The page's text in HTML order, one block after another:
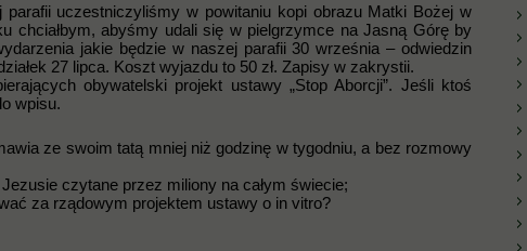
uczestniczyliśmy w powitaniu kopi obrazu Matki Bożej w
chciałbym, abyśmy udali się w pielgrzymce na Jasną Górę by
jakie będzie w naszej parafii 30 września – odwiedzin
27 lipca. Koszt wyjazdu to 50 zł. Zapisy w zakrystii.
obywatelski projekt ustawy „Stop Aborcji”. Jeśli ktoś
wpisu.
ze swoim tatą mniej niż godzinę w tygodniu, a bez rozmowy
czytane przez miliony na całym świecie;
za rządowym projektem ustawy o in vitro?